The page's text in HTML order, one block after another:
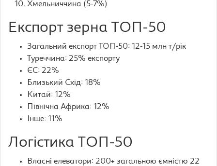
Хмельниччина (5-7%)
Експорт зерна ТОП-50
Загальний експорт ТОП-50: 12-15 млн т/рік
Туреччина: 25% експорту
ЄС: 22%
Близький Схід: 18%
Китай: 12%
Північна Африка: 12%
Інше: 11%
Логістика ТОП-50
Власні елеватори: 200+ загальною ємністю 22